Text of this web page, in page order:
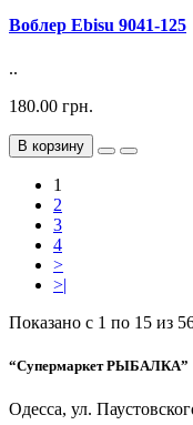
Воблер Ebisu 9041-125
..
180.00 грн.
В корзину
1
2
3
4
>
>|
Показано с 1 по 15 из
“Супермаркет РЫБАЛКА”
Одесса, ул.